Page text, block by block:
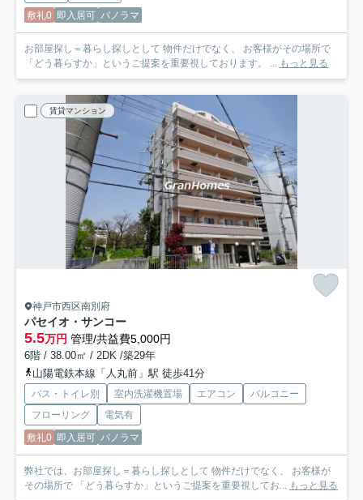
敷礼0 即入居可 パノラマ
お部屋探し＝暮らし探しとして 物件だけでなく、 お客様がその場所で
「どう暮らすか」というご提案を重要視しております。 ... もっと見る
賃貸マンション
神戸市西区南別府
パセイオ・サンコー
5.5万円 管理/共益費5,000円
6階 / 38.00㎡ / 2DK /築29年
山陽電鉄本線「人丸前」駅 徒歩41分
バス・トイレ別 室内洗濯機置場 エアコン
バルコニー
フローリング
電気有
敷礼0 即入居可 パノラマ
弊社では、お部屋探し＝暮らし探しとして 物件だけでなく、 お客様が
その場所で 「どう暮らすか」というご提案を重要視してお... もっと見る